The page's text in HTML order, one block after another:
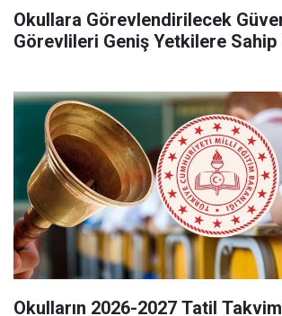
Okullara Görevlendirilecek
Görevlileri Geniş Yetkilere Sahip
Okulların 2026-2027 Tatil